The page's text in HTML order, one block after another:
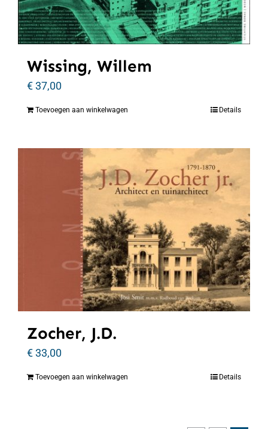
Wissing, Willem
€37,00
Toevoegen aan winkelwagen Details
Zocher, J.D.
€33,00
Toevoegen aan winkelwagen Details